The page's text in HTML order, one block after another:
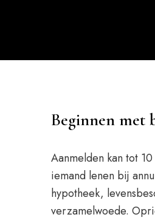
Beginnen met
Aanmelden kan tot
iemand lenen bij
hypotheek,
verzamelwoede.